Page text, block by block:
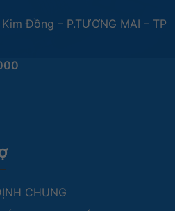
Đồng – P.TƯƠNG MAI – TP
CHUNG